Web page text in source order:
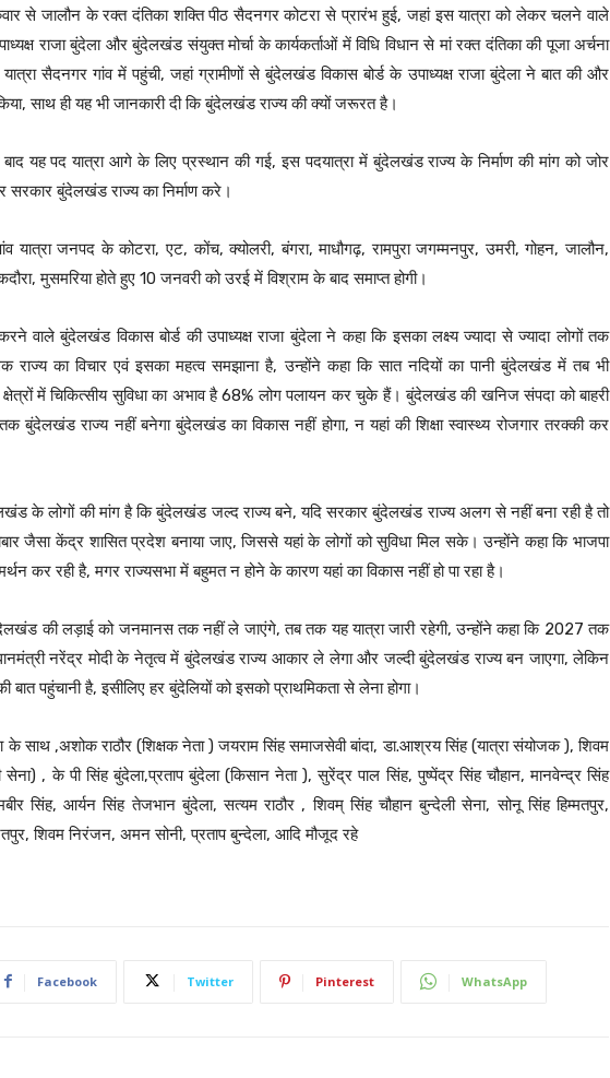
से जालौन के रक्त दंतिका शक्ति पीठ सैदनगर कोटरा से प्रारंभ हुई, जहां इस यात्रा को लेकर चलने वाले
राजा बुंदेला और बुंदेलखंड संयुक्त मोर्चा के कार्यकर्ताओं में विधि विधान से मां रक्त दंतिका की पूजा अर्चना
सैदनगर गांव में पहुंची, जहां ग्रामीणों से बुंदेलखंड विकास बोर्ड के उपाध्यक्ष राजा बुंदेला ने बात की और
साथ ही यह भी जानकारी दी कि बुंदेलखंड राज्य की क्यों जरूरत है।
यह पद यात्रा आगे के लिए प्रस्थान की गई, इस पदयात्रा में बुंदेलखंड राज्य के निर्माण की मांग को जोर
सरकार बुंदेलखंड राज्य का निर्माण करे।
यात्रा जनपद के कोटरा, एट, कोंच, क्योलरी, बंगरा, माधौगढ़, रामपुरा जगम्मनपुर, उमरी, गोहन, जालौन,
मुसमरिया होते हुए 10 जनवरी को उरई में विश्राम के बाद समाप्त होगी।
वाले बुंदेलखंड विकास बोर्ड की उपाध्यक्ष राजा बुंदेला ने कहा कि इसका लक्ष्य ज्यादा से ज्यादा लोगों तक
का विचार एवं इसका महत्व समझाना है, उन्होंने कहा कि सात नदियों का पानी बुंदेलखंड में तब भी
क्षेत्रों में चिकित्सीय सुविधा का अभाव है 68% लोग पलायन कर चुके हैं। बुंदेलखंड की खनिज संपदा को बाहरी
राज्य नहीं बनेगा बुंदेलखंड का विकास नहीं होगा, न यहां की शिक्षा स्वास्थ्य रोजगार तरक्की कर
के लोगों की मांग है कि बुंदेलखंड जल्द राज्य बने, यदि सरकार बुंदेलखंड राज्य अलग से नहीं बना रही है तो
जैसा केंद्र शासित प्रदेश बनाया जाए, जिससे यहां के लोगों को सुविधा मिल सके। उन्होंने कहा कि भाजपा
कर रही है, मगर राज्यसभा में बहुमत न होने के कारण यहां का विकास नहीं हो पा रहा है।
की लड़ाई को जनमानस तक नहीं ले जाएंगे, तब तक यह यात्रा जारी रहेगी, उन्होंने कहा कि 2027 तक
नरेंद्र मोदी के नेतृत्व में बुंदेलखंड राज्य आकार ले लेगा और जल्दी बुंदेलखंड राज्य बन जाएगा, लेकिन
पहुंचानी है, इसीलिए हर बुंदेलियों को इसको प्राथमिकता से लेना होगा।
के साथ ,अशोक राठौर (शिक्षक नेता ) जयराम सिंह समाजसेवी बांदा, डा.आश्रय सिंह (यात्रा संयोजक ), शिवम
सेना) , के पी सिंह बुंदेला,प्रताप बुंदेला (किसान नेता ), सुरेंद्र पाल सिंह, पुष्पेंद्र सिंह चौहान, मानवेन्द्र सिंह
सिंह, आर्यन सिंह तेजभान बुंदेला, सत्यम राठौर , शिवम् सिंह चौहान बुन्देली सेना, सोनू सिंह हिम्मतपुर,
शिवम निरंजन, अमन सोनी, प्रताप बुन्देला, आदि मौजूद रहे
Facebook Twitter Pinterest WhatsApp